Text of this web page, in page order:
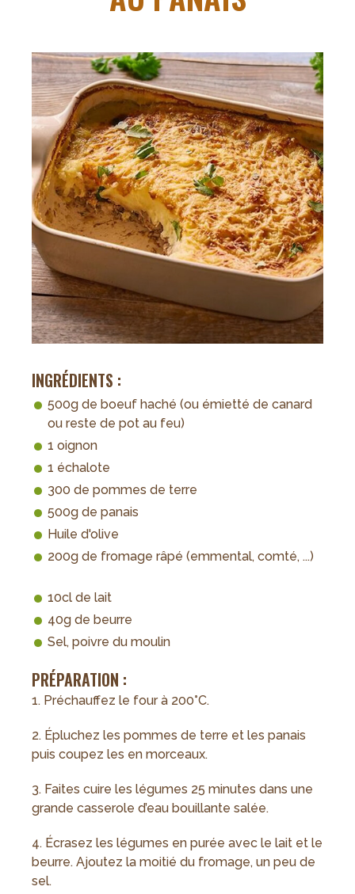
INGRÉDIENTS :
500g de boeuf haché (ou émietté de canard
ou reste de pot au feu)
1 oignon
1 échalote
300 de pommes de terre
500g de panais
Huile d'olive
200g de fromage râpé (emmental, comté, ...)
10cl de lait
40g de beurre
Sel, poivre du moulin
PRÉPARATION :
1. Préchauffez le four à 200°C.
2. Épluchez les pommes de terre et les panais
puis coupez les en morceaux.
3. Faites cuire les légumes 25 minutes dans une
grande casserole d’eau bouillante salée.
4. Écrasez les légumes en purée avec le lait et le
beurre. Ajoutez la moitié du fromage, un peu de
sel.